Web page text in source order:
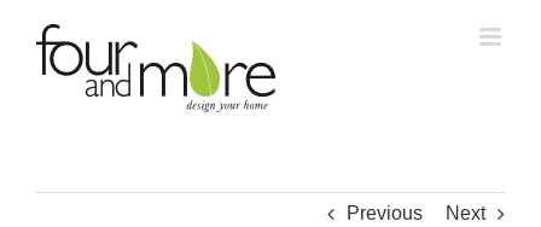
content
Previous Next